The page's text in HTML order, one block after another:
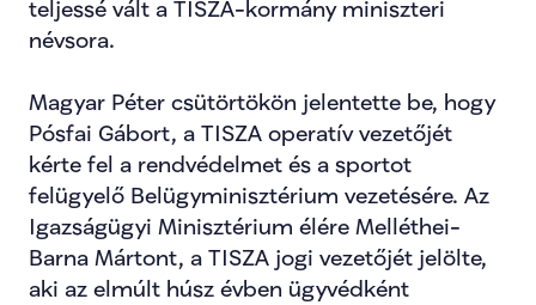
teljessé vált a TISZA-kormány miniszteri
névsora.
Magyar Péter csütörtökön jelentette be, hogy
Pósfai Gábort, a TISZA operatív vezetőjét
kérte fel a rendvédelmet és a sportot
felügyelő Belügyminisztérium vezetésére. Az
Igazságügyi Minisztérium élére Melléthei-
Barna Mártont, a TISZA jogi vezetőjét jelölte,
aki az elmúlt húsz évben ügyvédként